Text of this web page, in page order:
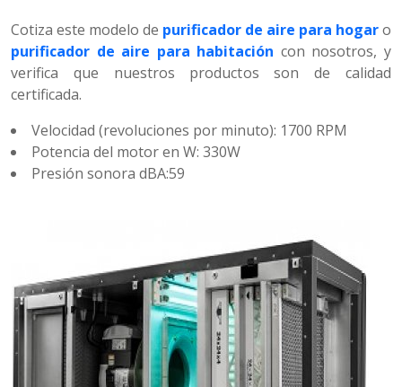
Cotiza este modelo de purificador de aire para hogaro
purificador de aire para habitación con nosotros, y
verifica que nuestros productos son de calidad
certificada.
Velocidad (revoluciones por minuto): 1700 RPM
Potencia del motor en W: 330W
Presión sonora dBA:59